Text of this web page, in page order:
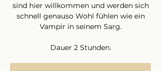
sind hier willkommen und werden sich
schnell genauso Wohl fühlen wie ein
Vampir in seinem Sarg.
Dauer 2 Stunden.